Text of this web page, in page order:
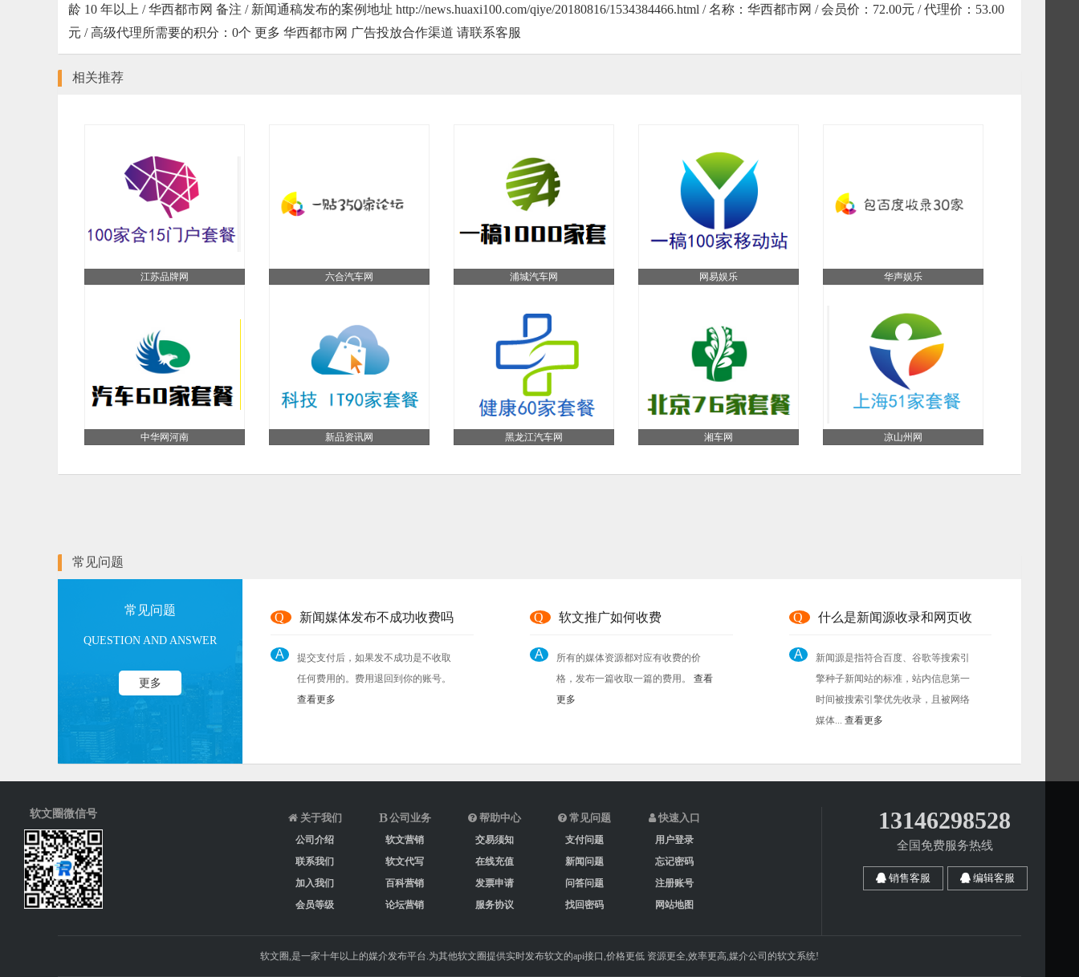
龄 10 年以上 / 华西都市网 备注 / 新闻通稿发布的案例地址 http://news.huaxi100.com/qiye/20180816/1534384466.html / 名称：华西都市网 / 会员价：72.00元 / 代理价：53.00
元 / 高级代理所需要的积分：0个 更多 华西都市网 广告投放合作渠道 请联系客服
相关推荐
江苏品牌网 六合汽车网 浦城汽车网 网易娱乐 华声娱乐
中华网河南 新品资讯网 黑龙江汽车网 湘车网 凉山州网
常见问题
常见问题
QUESTION AND ANSWER
更多
Q 新闻媒体发布不成功收费吗
A
提交支付后，如果发不成功是不收取
任何费用的。费用退回到你的账号。
查看更多
Q 软文推广如何收费
A
所有的媒体资源都对应有收费的价
格，发布一篇收取一篇的费用。 查看
更多
Q 什么是新闻源收录和网页收
A
新闻源是指符合百度、谷歌等搜索引
擎种子新闻站的标准，站内信息第一
时间被搜索引擎优先收录，且被网络
媒体... 查看更多
软文圈微信号 关于我们
公司介绍
联系我们
加入我们
会员等级
公司业务
软文营销
软文代写
百科营销
论坛营销
帮助中心
交易须知
在线充值
发票申请
服务协议
常见问题
支付问题
新闻问题
问答问题
找回密码
快速入口
用户登录
忘记密码
注册账号
网站地图
13146298528
全国免费服务热线
销售客服 编辑客服
软文圈,是一家十年以上的媒介发布平台.为其他软文圈提供实时发布软文的api接口,价格更低 资源更全,效率更高,媒介公司的软文系统!